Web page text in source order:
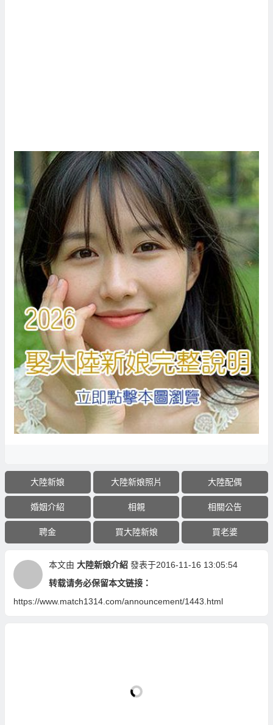
大陸新娘 大陸新娘照片 大陸配偶
婚姻介紹 相親 相關公告
聘金 買大陸新娘 買老婆
本文由 大陸新娘介紹 發表于2016-11-16 13:05:54
转载请务必保留本文链接：
https://www.match1314.com/announcement/1443.html